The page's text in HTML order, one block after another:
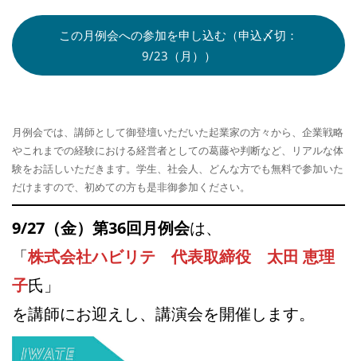
この月例会への参加を申し込む（申込〆切：
9/23（月））
月例会では、講師として御登壇いただいた起業家の方々から、企業戦略
やこれまでの経験における経営者としての葛藤や判断など、リアルな体
験をお話しいただきます。学生、社会人、どんな方でも無料で参加いた
だけますので、初めての方も是非御参加ください。
9/27（金）第36回月例会は、
「株式会社ハビリテ 代表取締役 太田 恵理
子氏」
を講師にお迎えし、講演会を開催します。